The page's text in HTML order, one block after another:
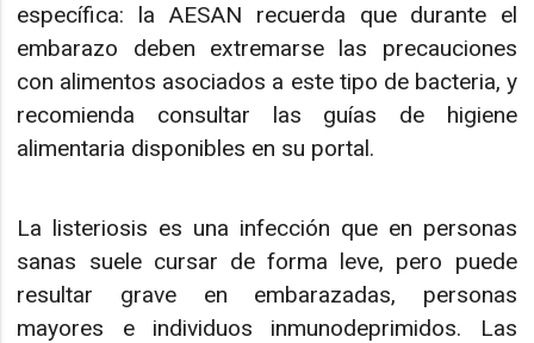
específica: la AESAN recuerda que durante el
embarazo deben extremarse las precauciones
con alimentos asociados a este tipo de bacteria, y
recomienda consultar las guías de higiene
alimentaria disponibles en su portal.
La listeriosis es una infección que en personas
sanas suele cursar de forma leve, pero puede
resultar grave en embarazadas, personas
mayores e individuos inmunodeprimidos. Las